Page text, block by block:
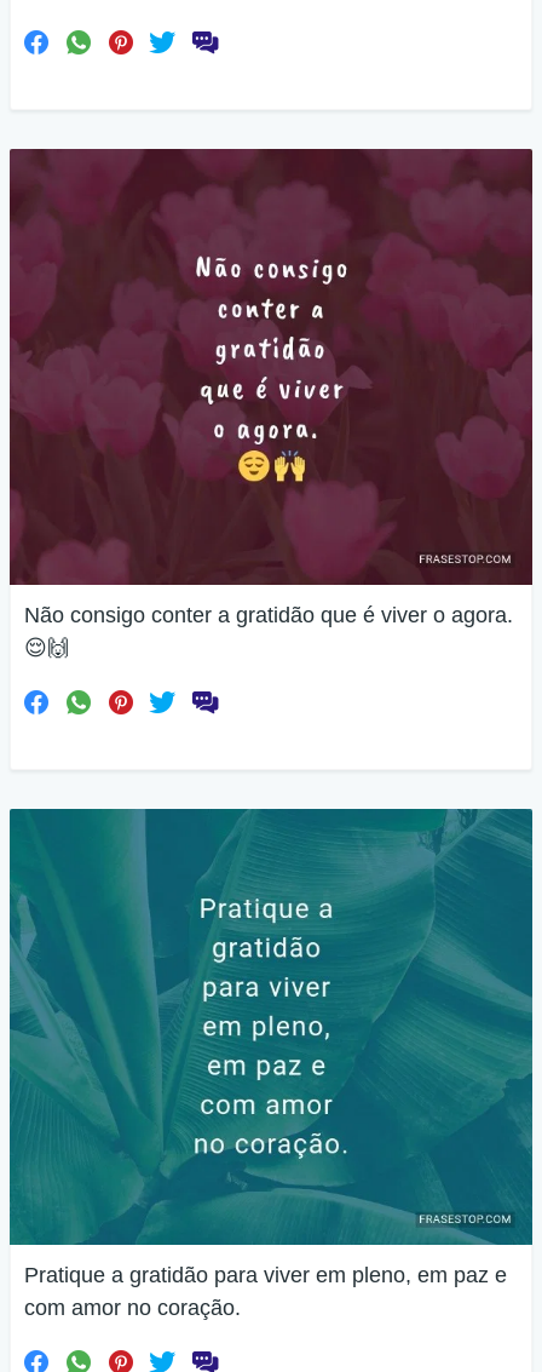
Não consigo conter a gratidão que é viver o agora.
😌🙌
Pratique a gratidão para viver em pleno, em paz e
com amor no coração.